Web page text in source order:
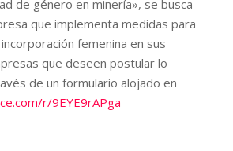
de género en minería», se busca
que implementa medidas para
femenina en sus
que deseen postular lo
de un formulario alojado en
r/9EYE9rAPga